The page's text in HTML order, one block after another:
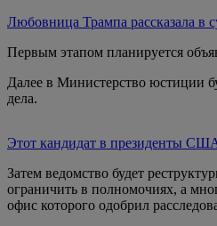
Любовница Трампа рассказала в
Первым этапом планируется
Далее в Министерство юстиции
дела.
Этот кандидат в президенты США
Затем ведомство будет
ограничить в полномочиях, а
офис которого одобрил